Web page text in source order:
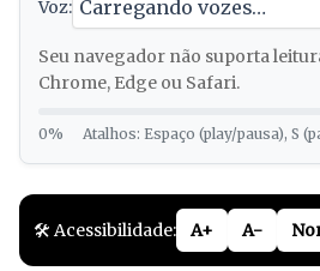
Voz:
Seu navegador não suporta
Chrome, Edge ou Safari.
0% Atalhos: Espaço (play/pausa), S
🛠️ Acessibilidade: A+ A-